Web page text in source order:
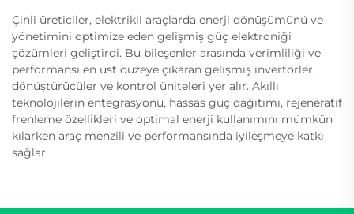
Çinli üreticiler, elektrikli araçlarda enerji dönüşümünü ve
yönetimini optimize eden gelişmiş güç elektroniği
çözümleri geliştirdi. Bu bileşenler arasında verimliliği ve
performansı en üst düzeye çıkaran gelişmiş invertörler,
dönüştürücüler ve kontrol üniteleri yer alır. Akıllı
teknolojilerin entegrasyonu, hassas güç dağıtımı, rejeneratif
frenleme özellikleri ve optimal enerji kullanımını mümkün
kılarken araç menzili ve performansında iyileşmeye katkı
sağlar.